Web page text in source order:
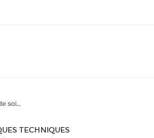
soi...
TECHNIQUES